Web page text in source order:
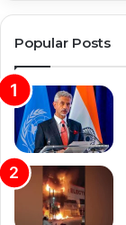
Popular Posts